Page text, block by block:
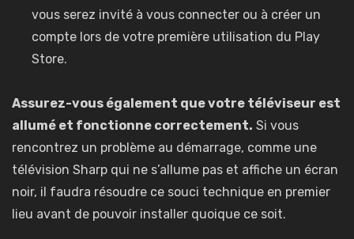
vous serez invité à vous connecter ou à créer un
compte lors de votre première utilisation du Play
Store.
Assurez-vous également que votre téléviseur est
allumé et fonctionne correctement. Si vous
rencontrez un problème au démarrage, comme une
télévision Sharp qui ne s’allume pas et affiche un écran
noir, il faudra résoudre ce souci technique en premier
lieu avant de pouvoir installer quoique ce soit.